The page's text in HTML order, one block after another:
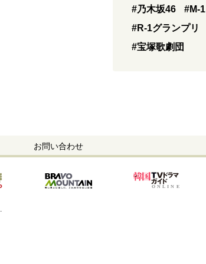
#乃木坂46
#M-1
#R-1グランプリ
#宝塚歌劇団
お問い合わせ